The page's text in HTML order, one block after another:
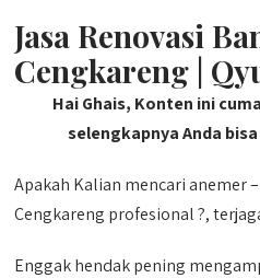
Jasa Renovasi
Cengkareng |
Hai Ghais, Konten ini
selengkapnya Anda
Apakah Kalian mencari anemer
Cengkareng profesional ?,
Enggak hendak pening